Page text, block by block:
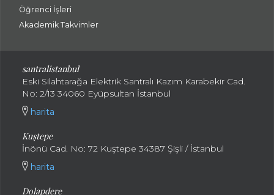
Öğrenci İşleri
Akademik Takvimler
santralistanbul
Eski Silahtarağa Elektrik Santralı Kazım Karabekir Cad.
No: 2/13 34060 Eyüpsultan İstanbul
harita
Kuştepe
İnönü Cad. No: 72 Kuştepe 34387 Şişli / İstanbul
harita
Dolapdere